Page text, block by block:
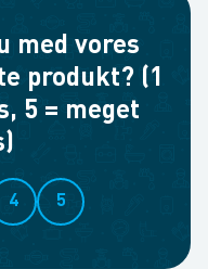
med vores
produkt? (1
5 = meget
4 5